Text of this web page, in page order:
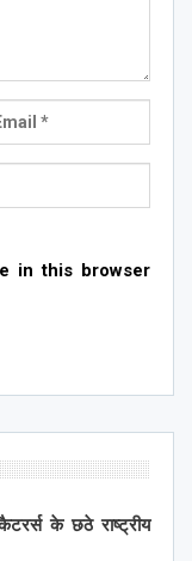
in this browser
के छठे राष्ट्रीय